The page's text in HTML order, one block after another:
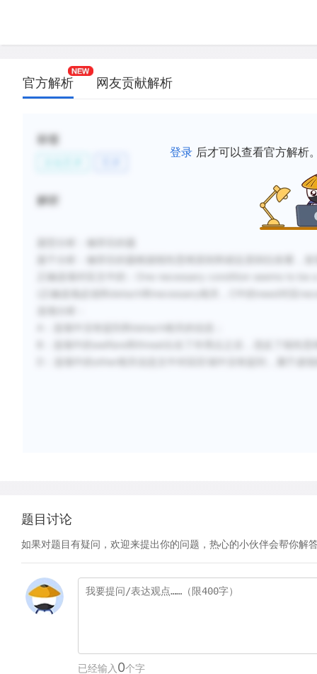
官方解析 网友贡献解析
登录 后才可以查看官方解析
标签
解析
题目讨论
如果对题目有疑问，欢迎来提出你的问题，热心的小伙伴会帮你解
已经输入 0个字